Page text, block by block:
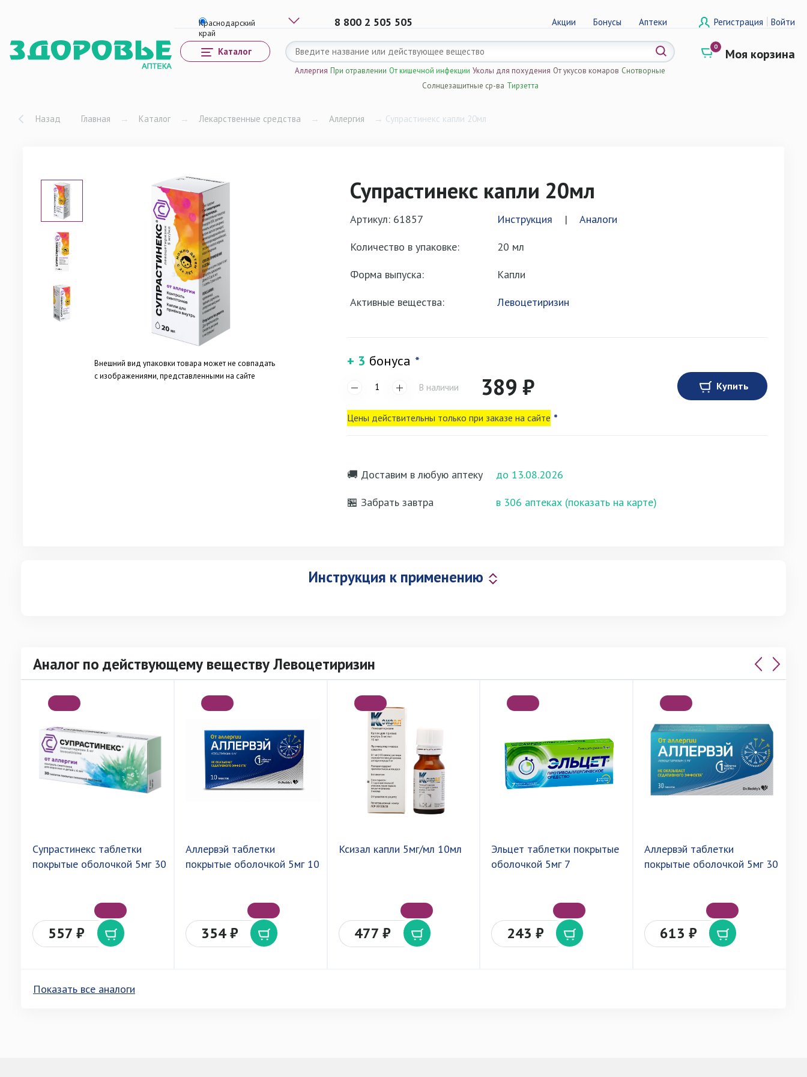
8 800 2 505 505 Акции Бонусы Аптеки Регистрация | Войти
0 Моя корзина
Каталог
Аллергия При отравлении От кишечной инфекции Уколы для похудения От укусов комаров Снотворные
Солнцезащитные ср-ва Тирзетта
Назад Главная → Каталог → Лекарственные средства → Аллергия → Супрастинекс капли 20мл
Внешний вид упаковки товара может не совпадать
с изображениями, представленными на сайте
Супрастинекс капли 20мл
Артикул: 61857 Инструкция |
Аналоги
Количество в упаковке:
20 мл
Форма выпуска:
Капли
Активные вещества:
Левоцетиризин
+ 3 бонуса *
В наличии 389 ₽ Купить
Цены действительны только при заказе на сайте *
🚚 Доставим в любую аптеку
до 13.08.2026
🏪 Забрать завтра
в 306 аптеках (показать на карте)
Инструкция к применению
Аналог по действующему веществу Левоцетиризин
Супрастинекс таблетки
покрытые оболочкой 5мг 30
557 ₽
Аллервэй таблетки
покрытые оболочкой 5мг 10
354 ₽
Ксизал капли 5мг/мл 10мл
477 ₽
Эльцет таблетки покрытые
оболочкой 5мг 7
243 ₽
Аллервэй таблетки
покрытые оболочкой 5мг 30
613 ₽
Показать все аналоги